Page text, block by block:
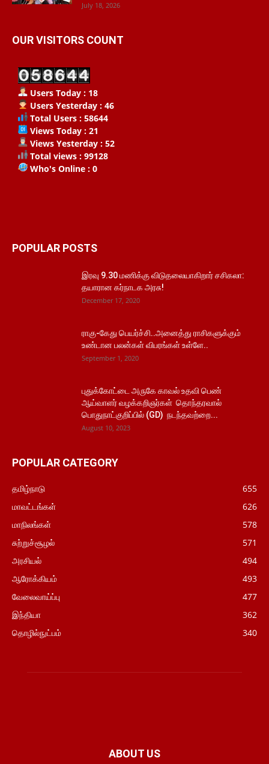
July 18, 2026
OUR VISITORS COUNT
Users Today : 18
Users Yesterday : 46
Total Users : 58644
Views Today : 21
Views Yesterday : 52
Total views : 99128
Who's Online : 0
POPULAR POSTS
இரவு 9.30 மணிக்கு விடுதலையாகிறார் சசிகலா:
தயாரான கர்நாடக அரசு!
December 17, 2020
ராகு-கேது பெயர்ச்சி..அனைத்து ராசிகளுக்கும்
உண்டான பலன்கள் விபரங்கள் உள்ளே..
September 1, 2020
புதுக்கோட்டை அருகே காவல் உதவி பெண்
ஆய்வாளர் வழக்கறிஞர்கள் தொந்தரவால்
பொதுநாட்குறிப்பில் (GD) நடந்தவற்றை...
August 10, 2023
POPULAR CATEGORY
தமிழ்நாடு
655
மாவட்டங்கள்
626
மாநிலங்கள்
578
சுற்றுச்சூழல்
571
அரசியல்
494
ஆரோக்கியம்
493
வேலைவாய்ப்பு
477
இந்தியா
362
தொழில்நுட்பம்
340
ABOUT US